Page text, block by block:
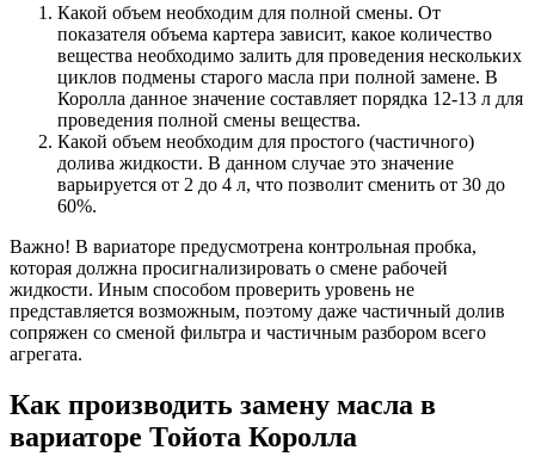
Какой объем необходим для полной смены. От
показателя объема картера зависит, какое количество
вещества необходимо залить для проведения нескольких
циклов подмены старого масла при полной замене. В
Королла данное значение составляет порядка 12-13 л для
проведения полной смены вещества.
Какой объем необходим для простого (частичного)
долива жидкости. В данном случае это значение
варьируется от 2 до 4 л, что позволит сменить от 30 до
60%.
Важно! В вариаторе предусмотрена контрольная пробка,
которая должна просигнализировать о смене рабочей
жидкости. Иным способом проверить уровень не
представляется возможным, поэтому даже частичный долив
сопряжен со сменой фильтра и частичным разбором всего
агрегата.
Как производить замену масла в
вариаторе Тойота Королла